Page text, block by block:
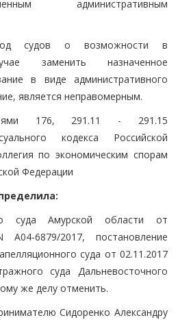
административным
судов о возможности в
заменить назначенное
в виде административного
является неправомерным.
176, 291.11 - 291.15
кодекса Российской
по экономическим спорам
Федерации
суда Амурской области от
6879/2017, постановление
суда от 02.11.2017
суда Дальневосточного
же делу отменить.
Сидоренко Александру